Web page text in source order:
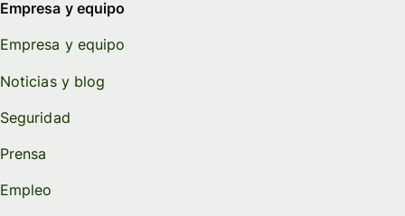
Empresa y equipo
Empresa y equipo
Noticias y blog
Seguridad
Prensa
Empleo